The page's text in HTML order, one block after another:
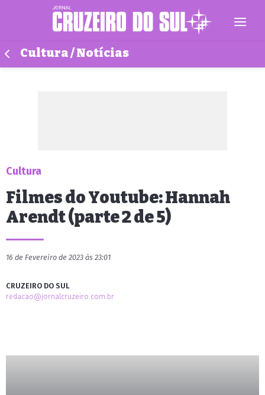
Cultura / Notícias
Cultura
Filmes do Youtube: Hannah
Arendt (parte 2 de 5)
16 de Fevereiro de 2023 às 23:01
CRUZEIRO DO SUL
redacao@jornalcruzeiro.com.br